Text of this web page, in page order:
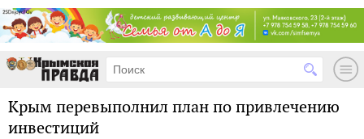
Крым перевыполнил план по привлечению
инвестиций